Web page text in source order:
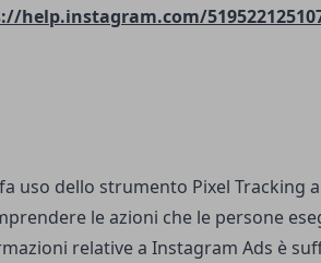
help.instagram.com/
uso dello strumento Pixel Tracking
le azioni che le persone
relative a Instagram Ads è